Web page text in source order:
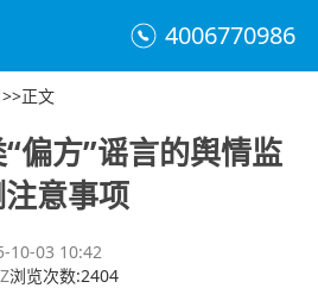
4006770986
>>正文
偏方”谣言的舆情监
意事项
10-03 10:42
Z浏览次数:2404